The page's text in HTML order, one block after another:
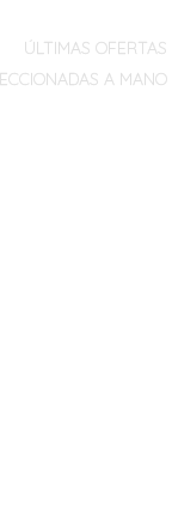
ÚLTIMAS OFERTAS
A MANO